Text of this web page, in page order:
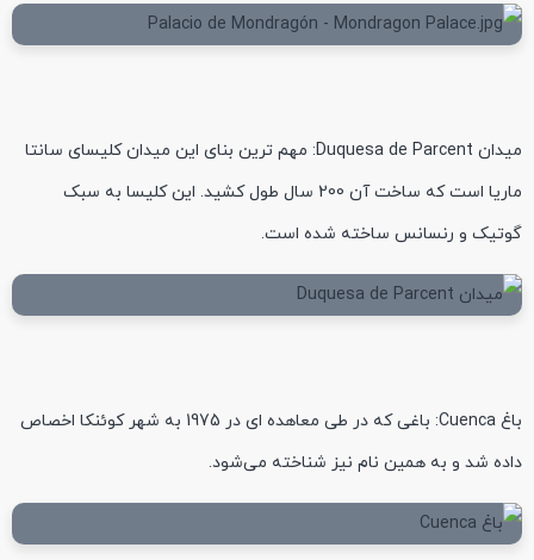
میدان Duquesa de Parcent: مهم ترین بنای این میدان کلیسای سانتا
ماریا است که ساخت آن 200 سال طول کشید. این کلیسا به سبک
گوتیک و رنسانس ساخته شده است.
باغ Cuenca: باغی که در طی معاهده ای در 1975 به شهر کوئنکا اخصاص
داده شد و به همین نام نیز شناخته می‌شود.